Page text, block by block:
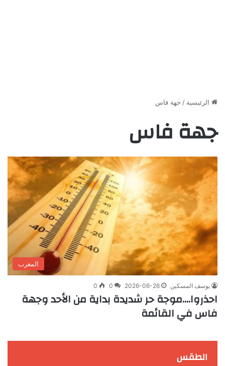
الرئيسية / جهة فاس
جهة فاس
المغرب
يوسف المسكين 2026-06-26
0
0
احذروا….موجة حر شديدة بداية من الأحد وجهة
فاس في القائمة
الطقس